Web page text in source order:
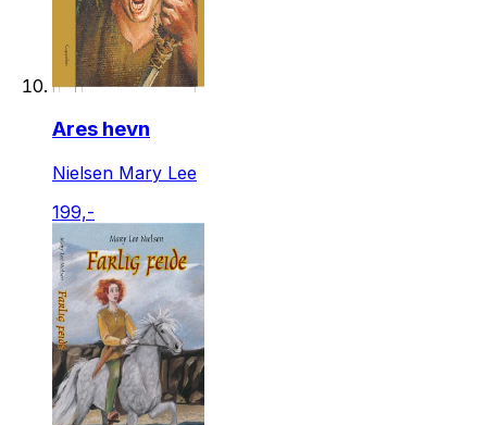
Ares hevn
Nielsen Mary Lee
199,-